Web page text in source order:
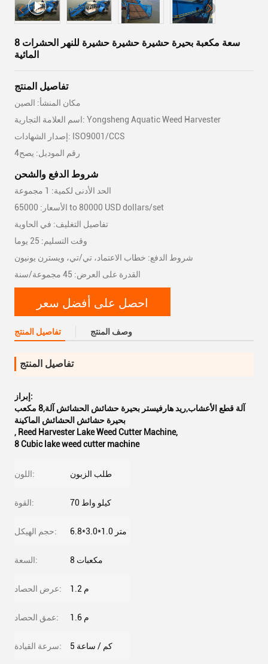
8 سعة مكعبة بحيرة حشيرة حشيرة حشيرة للنهر الحشرات
المائية
تفاصيل المنتج
مكان المنشأ: الصين
اسم العلامة التجارية: Yongsheng Aquatic Weed Harvester
إصدار الشهادات: ISO9001/CCS
رقم الموديل: يصح4
شروط الدفع والشحن
الحد الأدنى لكمية: 1 مجموعة
الأسعار: 65000 to 80000 USD dollars/set
تفاصيل التغليف: في الحاوية
وقت التسليم: 25 يوما
شروط الدفع: خطاب الاعتماد، تي/تي، ويسترن يونيون
القدرة على العرض: 45 مجموعة/سنة
احصل على أفضل سعر
تفاصيل المنتج وصف المنتج
تفاصيل المنتج
إبراز:
آلة قطع الأعشاب,ريد هارفيستر بحيرة حشائش الحشائش آلة,8 مكعب
بحيرة حشائش الحشائش الماكينة
, Reed Harvester Lake Weed Cutter Machine,
8 Cubic lake weed cutter machine
اللون: طلب الزبون
القوة: 70 كيلو واط
حجم الهيكل: 6.8*3.0*1.0 متر
السعة: 8 مكعبات
عرض الحصاد: 1.2 م
عمق الحصاد: 1.6 م
سرعة القيادة: 5 كم / ساعة